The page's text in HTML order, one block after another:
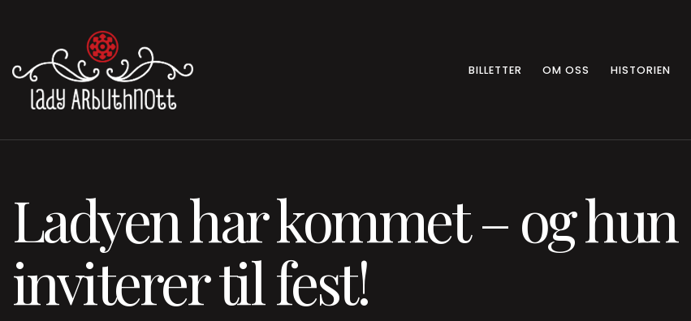
BILLETTER OM OSS HISTORIEN
Ladyen har kommet – og hun
inviterer til fest!